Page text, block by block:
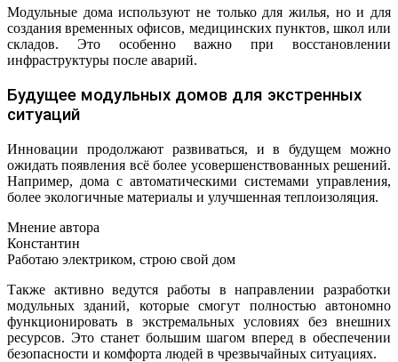
Модульные дома используют не только для жилья, но и для
создания временных офисов, медицинских пунктов, школ или
складов. Это особенно важно при восстановлении
инфраструктуры после аварий.
Будущее модульных домов для экстренных
ситуаций
Инновации продолжают развиваться, и в будущем можно
ожидать появления всё более усовершенствованных решений.
Например, дома с автоматическими системами управления,
более экологичные материалы и улучшенная теплоизоляция.
Мнение автора
Константин
Работаю электриком, строю свой дом
Также активно ведутся работы в направлении разработки
модульных зданий, которые смогут полностью автономно
функционировать в экстремальных условиях без внешних
ресурсов. Это станет большим шагом вперед в обеспечении
безопасности и комфорта людей в чрезвычайных ситуациях.